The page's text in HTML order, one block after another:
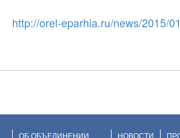
http://orel-eparhia.ru/news/2015/
ОБ ОБЪЕДИНЕНИИ НОВОСТИ